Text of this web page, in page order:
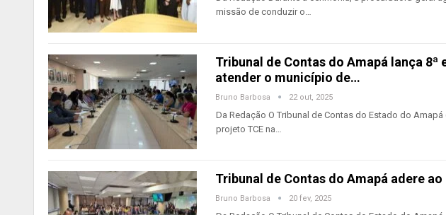
missão de conduzir o…
Tribunal de Contas do Amapá lança
atender o município de…
Bruno Barbosa 22 out, 2025
Da Redação O Tribunal de Contas do Estado do
projeto TCE na…
Tribunal de Contas do Amapá adere
Bruno Barbosa 20 fev, 2025